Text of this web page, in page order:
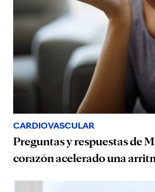
CARDIOVASCULAR
Preguntas y respuestas de
corazón acelerado una